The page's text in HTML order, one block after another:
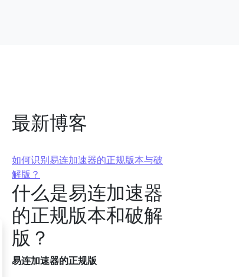
最新博客
如何识别易连加速器的正规版本与破
解版？
什么是易连加速器
的正规版本和破解
版？
易连加速器的正规版